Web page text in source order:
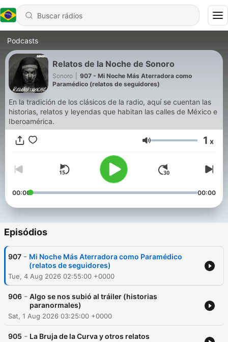
Podcasts
Relatos de la Noche de Sonoro
Sonoro
907 - Mi Noche Más Aterradora como
Paramédico (relatos de seguidores)
En la tradición de los clásicos de la radio, aquí se cuentan las
historias, relatos y leyendas que habitan las calles de México e
Iberoamérica.
Volume 1 x
00:00 00:00
Episódios
907 - Mi Noche Más Aterradora como Paramédico
(relatos de seguidores)
Tue, 4 Aug 2026 02:55:00 +0000
906 - Algo se nos subió al tráiler (historias
paranormales)
Sat, 1 Aug 2026 03:25:00 +0000
905 - La Bruja de la Curva y otros relatos